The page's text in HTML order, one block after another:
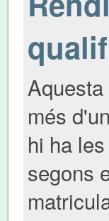
més
hi ha
segons